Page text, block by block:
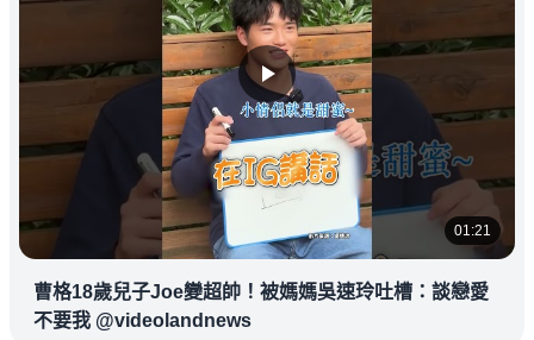
01:21
曹格18歲兒子Joe變超帥！被媽媽吳速玲吐槽：談戀愛
不要我 @videolandnews